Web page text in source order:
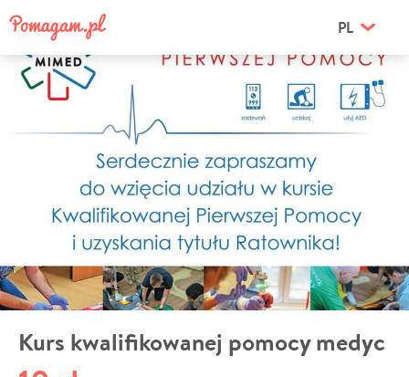
PL
Kurs kwalifikowanej pomocy medyc